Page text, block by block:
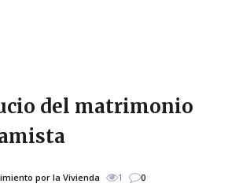
del matrimonio
por la Vivienda 1 0